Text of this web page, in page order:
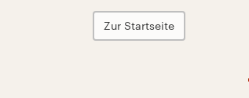
Zur Startseite